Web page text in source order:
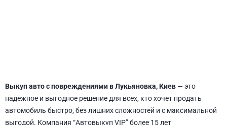
Выкуп авто с повреждениями в Лукьяновка, Киев — это
надежное и выгодное решение для всех, кто хочет продать
автомобиль быстро, без лишних сложностей и с максимальной
выгодой. Компания “Автовыкуп VIP” более 15 лет